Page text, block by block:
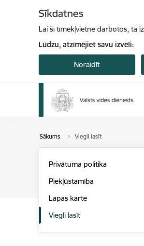
Sīkdatnes
Lai šī tīmekļvietne darbotos, tā
Lūdzu, atzīmējiet savu izvēli:
Noraidīt
Sākums Viegli lasīt
Privātuma politika
Piekļūstamība
Lapas karte
Viegli lasīt